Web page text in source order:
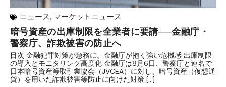
ニュース, マーケットニュース
暗号資産の出庫制限を全業者に要請──金融庁・
警察庁、詐欺被害の防止へ
目次 金融犯罪対策が急務に。金融庁が抱く強い危機感 出庫制限
の導入とモニタリング高度化 金融庁は8月6日、警察庁と連名で
日本暗号資産等取引業協会（JVCEA）に対し、暗号資産（仮想通
貨）を用いた詐欺被害等防止に向けた対策 […]